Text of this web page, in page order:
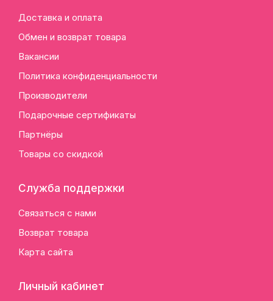
Доставка и оплата
Обмен и возврат товара
Вакансии
Политика конфиденциальности
Производители
Подарочные сертификаты
Партнёры
Товары со скидкой
Служба поддержки
Связаться с нами
Возврат товара
Карта сайта
Личный кабинет